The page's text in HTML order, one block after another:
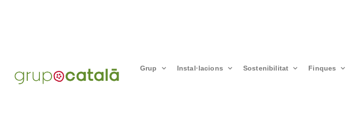
Grup Instal·lacions Sostenibilitat Finques